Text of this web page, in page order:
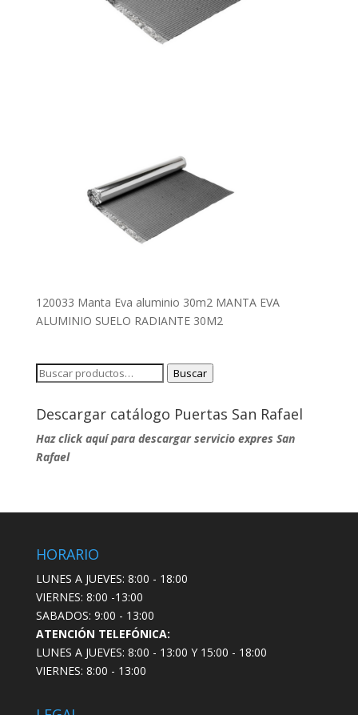
120033 Manta Eva aluminio 30m2 MANTA EVA
ALUMINIO SUELO RADIANTE 30M2
Buscar
Buscar
Descargar catálogo Puertas San Rafael
Haz click aquí para descargar servicio expres San
Rafael
HORARIO
LUNES A JUEVES: 8:00 - 18:00
VIERNES: 8:00 -13:00
SABADOS: 9:00 - 13:00
ATENCIÓN TELEFÓNICA:
LUNES A JUEVES: 8:00 - 13:00 Y 15:00 - 18:00
VIERNES: 8:00 - 13:00